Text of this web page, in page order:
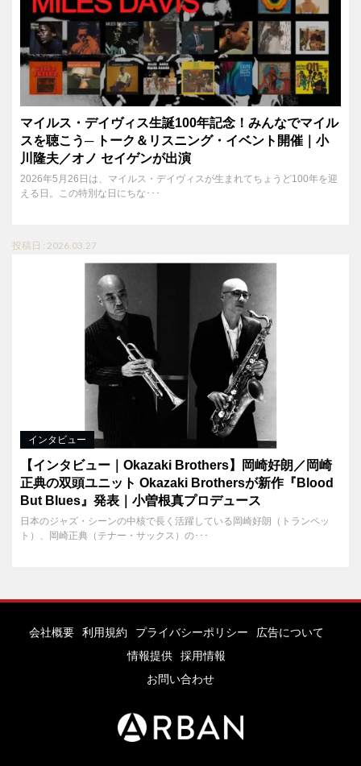
マイルス・デイヴィス生誕100年記念！みんなでマイル
スを聴こう─ トーク＆リスニング・イベント開催｜小
川隆夫／オノ セイゲンが出演
2026年5月26日は、マイルス・デイヴィスが生まれてちょうど100年を迎
える日。この特別な日にちな･･･
投稿日 : 2026.03.27
インタビュー
【インタビュー｜Okazaki Brothers】岡崎好朗／岡崎
正典の双頭ユニット Okazaki Brothersが新作『Blood
But Blues』発表｜小曽根真プロデュース
日本のジャズ・シーンの中核で長く活躍している岡崎好朗（トランペッ
ト）、岡崎正典（テナー・サックス）の･･･
会社概要 利用規約 プライバシーポリシー
広告について
情報提供
採用情報
お問い合わせ